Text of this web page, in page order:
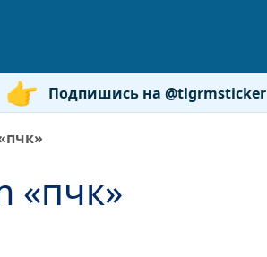
Подпишись на @tlgrmsticker
«пчк»